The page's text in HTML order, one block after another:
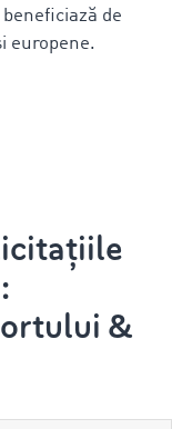
de
europene.
&